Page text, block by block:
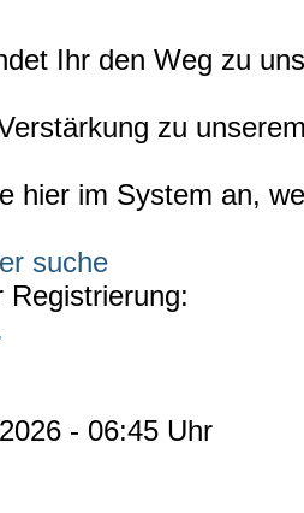
Ihr den Weg zu
zu
hier im System an,
suche
Registrierung:
- 06:45 Uhr